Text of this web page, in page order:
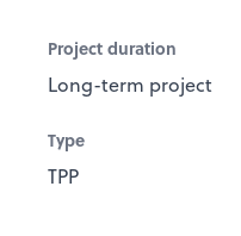
Project duration
Long-term project
Type
TPP